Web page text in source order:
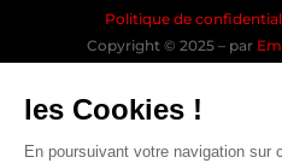
Politique de
Copyright © 2025 – par
les Cookies !
En poursuivant votre navigation sur